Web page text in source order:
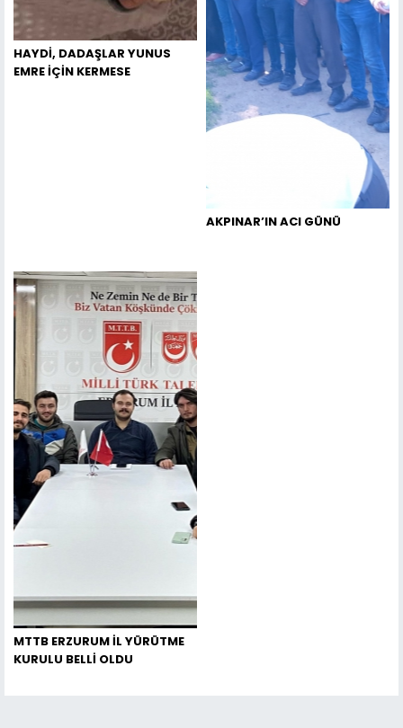
HAYDİ, DADAŞLAR YUNUS
EMRE İÇİN KERMESE
AKPINAR’IN ACI GÜNÜ
MTTB ERZURUM İL YÜRÜTME
KURULU BELLİ OLDU